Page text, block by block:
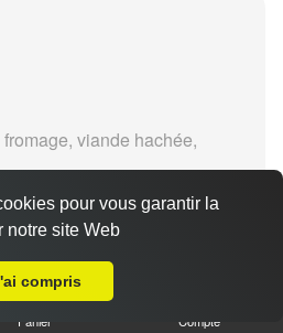
viande hachée,
Panier Compte
pour vous garantir la
notre site Web
compris